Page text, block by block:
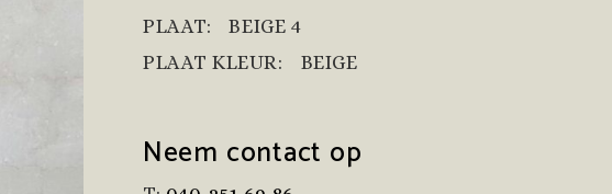
PLAAT:
BEIGE 4
PLAAT KLEUR:
BEIGE
Neem contact op